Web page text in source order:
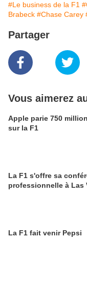
#Le business de la F1
Brabeck #Chase Carey
Partager
Vous aimerez
Apple parie 750
sur la F1
La F1 s'offre sa
professionnelle à Las
La F1 fait venir Pepsi